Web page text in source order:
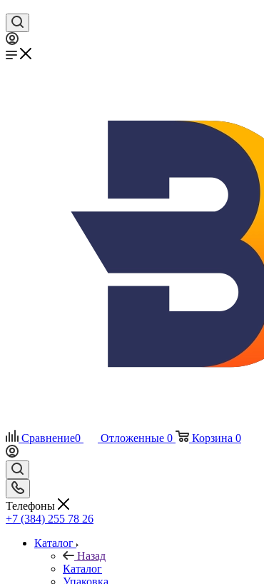
Сравнение0 Отложенные 0 Корзина 0
Телефоны
+7 (384) 255 78 26
Каталог
Назад
Каталог
Упаковка